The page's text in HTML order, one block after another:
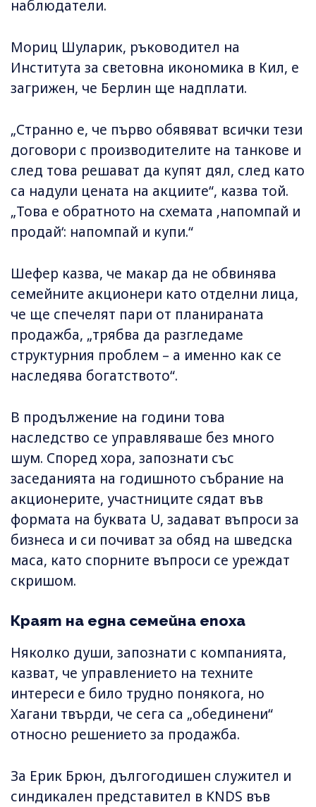
наблюдатели.
Мориц Шуларик, ръководител на
Института за световна икономика в Кил, е
загрижен, че Берлин ще надплати.
„Странно е, че първо обявяват всички тези
договори с производителите на танкове и
след това решават да купят дял, след като
са надули цената на акциите“, казва той.
„Това е обратното на схемата ‚напомпай и
продай‘: напомпай и купи.“
Шефер казва, че макар да не обвинява
семейните акционери като отделни лица,
че ще спечелят пари от планираната
продажба, „трябва да разгледаме
структурния проблем – а именно как се
наследява богатството“.
В продължение на години това
наследство се управляваше без много
шум. Според хора, запознати със
заседанията на годишното събрание на
акционерите, участниците сядат във
формата на буквата U, задават въпроси за
бизнеса и си почиват за обяд на шведска
маса, като спорните въпроси се уреждат
скришом.
Краят на една семейна епоха
Няколко души, запознати с компанията,
казват, че управлението на техните
интереси е било трудно понякога, но
Хагани твърди, че сега са „обединени“
относно решението за продажба.
За Ерик Брюн, дългогодишен служител и
синдикален представител в KNDS във